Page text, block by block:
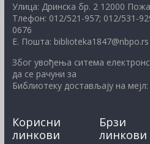
Улица: Дринска бр. 2 12000
Тлефон: 012/521-957; 012/531-
0676
Е. Пошта: biblioteka1847@nbpo.rs
Због увођења ситема
да се рачуни за
Библиотеку достављају на
Корисни
линкови
Брзи
линкови